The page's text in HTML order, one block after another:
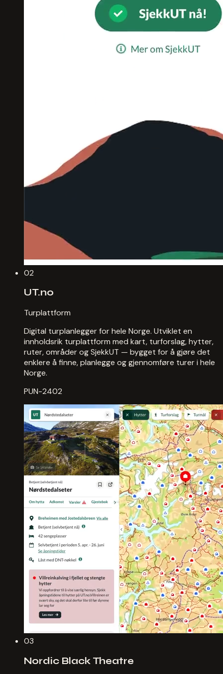
02
UT.no
Turplattform
Digital turplanlegger for hele Norge. Utviklet en
innholdsrik turplattform med kart, turforslag, hytter,
ruter, områder og SjekkUT — bygget for å gjøre det
enklere å finne, planlegge og gjennomføre turer i hele
Norge.
PUN-2402
03
Nordic Black Theatre